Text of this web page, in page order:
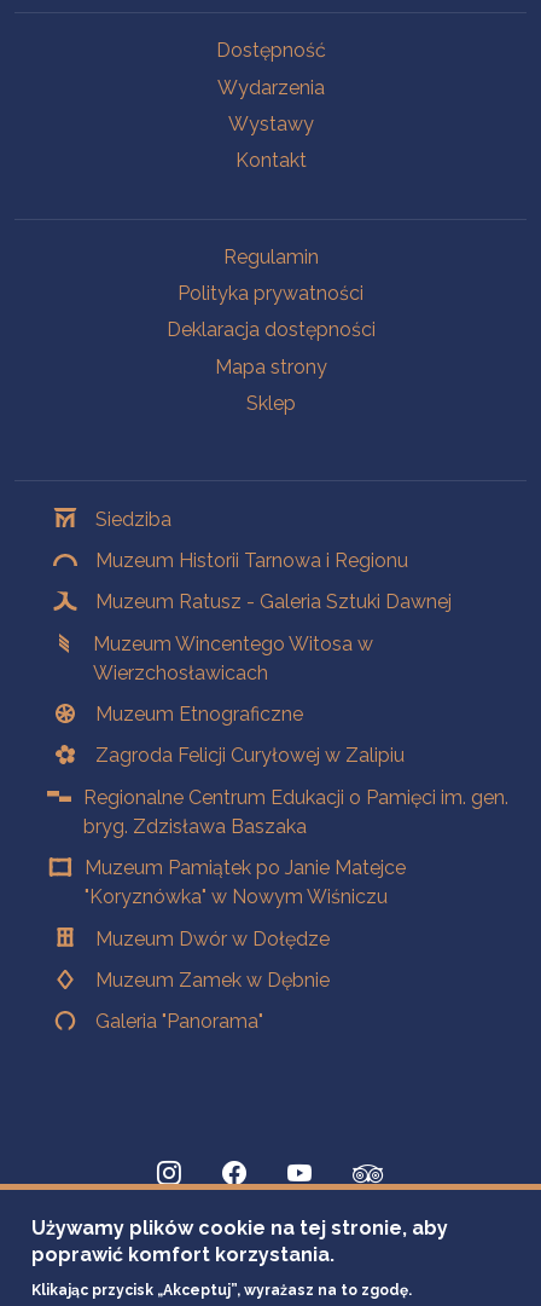
Dostępność
Wydarzenia
Wystawy
Kontakt
Regulamin
Polityka prywatności
Deklaracja dostępności
Mapa strony
Sklep
Siedziba
Muzeum Historii Tarnowa i Regionu
Muzeum Ratusz - Galeria Sztuki Dawnej
Muzeum Wincentego Witosa w
Wierzchosławicach
Muzeum Etnograficzne
Zagroda Felicji Curyłowej w Zalipiu
Regionalne Centrum Edukacji o Pamięci im. gen.
bryg. Zdzisława Baszaka
Muzeum Pamiątek po Janie Matejce
"Koryznówka" w Nowym Wiśniczu
Muzeum Dwór w Dołędze
Muzeum Zamek w Dębnie
Galeria "Panorama"
Używamy plików cookie na tej stronie, aby
poprawić komfort korzystania.
Klikając przycisk „Akceptuj”, wyrażasz na to zgodę.